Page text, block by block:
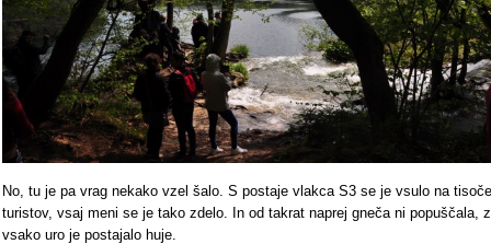
No, tu je pa vrag nekako vzel šalo. S postaje vlakca S3 se je vsulo na tisoče
turistov, vsaj meni se je tako zdelo. In od takrat naprej gneča ni popuščala, z
vsako uro je postajalo huje.